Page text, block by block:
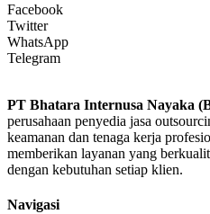
Facebook
Twitter
WhatsApp
Telegram
PT Bhatara Internusa Nayaka
perusahaan penyedia jasa
keamanan dan tenaga kerja
memberikan layanan yang
dengan kebutuhan setiap klien.
Navigasi